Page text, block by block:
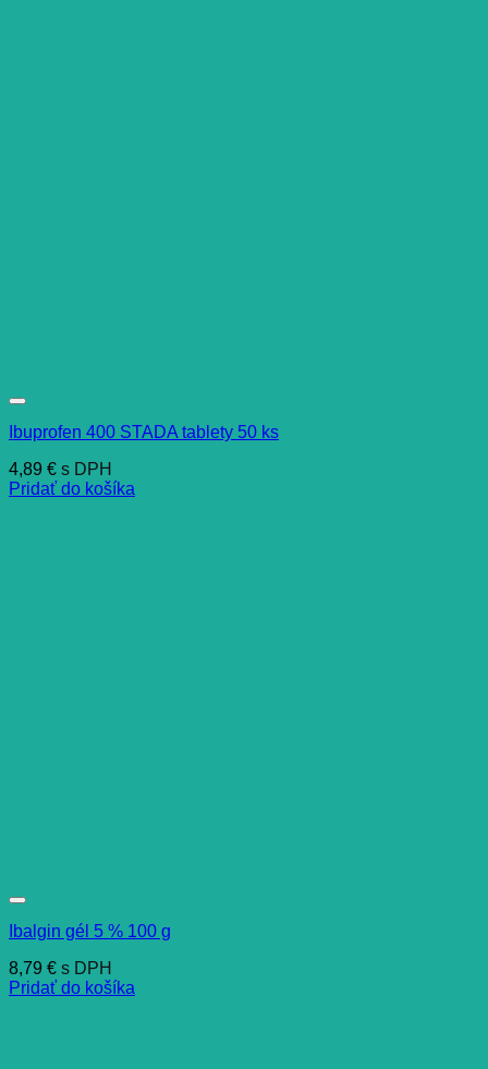
Ibuprofen 400 STADA tablety 50 ks
4,89 € s DPH
Pridať do košíka
Ibalgin gél 5 % 100 g
8,79 € s DPH
Pridať do košíka